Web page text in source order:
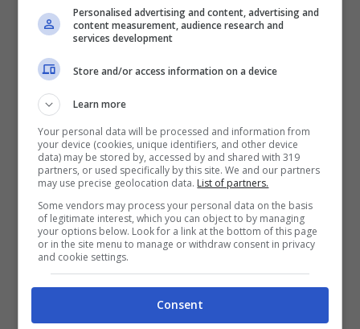
Guillermo Mariotto (Blueshouse.it)
È saltato fuori uno scatto che appartiene al
passato e che mostra un protagonista
ricorrente del programma del sabato sera di
Rai 1.Grande è la sorpresa nello scoprire
di chi si tratta, anche se non tutti si sono
dimostrati in grado di capire al primo colpo
chi è che è raffigurato con una a sua volta
più giovane Milly Carlucci.
L’immagine risale al 1998e testimonia
Personalised advertising and content, advertising and
content measurement, audience research and
services development
Store and/or access information on a device
Learn more
Your personal data will be processed and information from
your device (cookies, unique identifiers, and other device
data) may be stored by, accessed by and shared with 319
partners, or used specifically by this site. We and our partners
may use precise geolocation data. List of partners.
Some vendors may process your personal data on the basis
of legitimate interest, which you can object to by managing
your options below. Look for a link at the bottom of this page
or in the site menu to manage or withdraw consent in privacy
and cookie settings.
Consent